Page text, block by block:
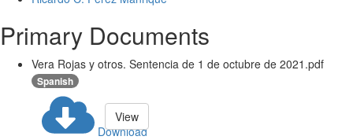
Primary Documents
Vera Rojas y otros. Sentencia de 1 de octubre de 2021.pdf
Spanish
Download
View